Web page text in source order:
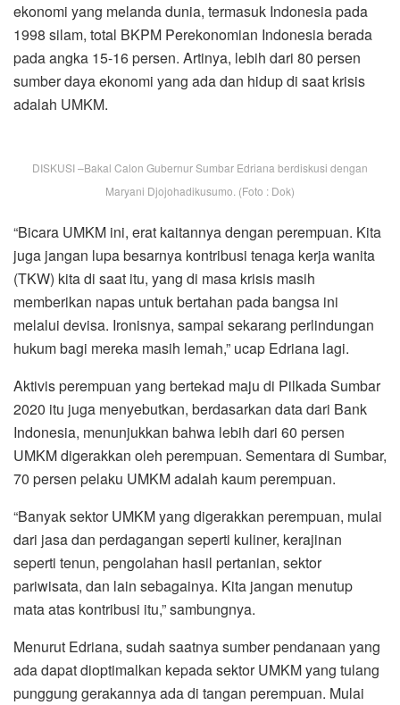
ekonomi yang melanda dunia, termasuk Indonesia pada
1998 silam, total BKPM Perekonomian Indonesia berada
pada angka 15-16 persen. Artinya, lebih dari 80 persen
sumber daya ekonomi yang ada dan hidup di saat krisis
adalah UMKM.
DISKUSI –Bakal Calon Gubernur Sumbar Edriana berdiskusi dengan
Maryani Djojohadikusumo. (Foto : Dok)
“Bicara UMKM ini, erat kaitannya dengan perempuan. Kita
juga jangan lupa besarnya kontribusi tenaga kerja wanita
(TKW) kita di saat itu, yang di masa krisis masih
memberikan napas untuk bertahan pada bangsa ini
melalui devisa. Ironisnya, sampai sekarang perlindungan
hukum bagi mereka masih lemah,” ucap Edriana lagi.
Aktivis perempuan yang bertekad maju di Pilkada Sumbar
2020 itu juga menyebutkan, berdasarkan data dari Bank
Indonesia, menunjukkan bahwa lebih dari 60 persen
UMKM digerakkan oleh perempuan. Sementara di Sumbar,
70 persen pelaku UMKM adalah kaum perempuan.
“Banyak sektor UMKM yang digerakkan perempuan, mulai
dari jasa dan perdagangan seperti kuliner, kerajinan
seperti tenun, pengolahan hasil pertanian, sektor
pariwisata, dan lain sebagainya. Kita jangan menutup
mata atas kontribusi itu,” sambungnya.
Menurut Edriana, sudah saatnya sumber pendanaan yang
ada dapat dioptimalkan kepada sektor UMKM yang tulang
punggung gerakannya ada di tangan perempuan. Mulai